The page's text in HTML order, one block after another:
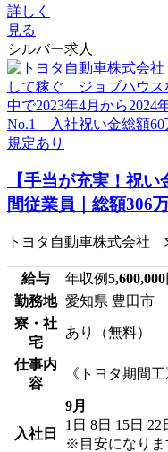
詳しく
見る
シルバー求人
【手当が充実！祝
間従業員｜総額306
トヨタ自動車株式会社
給与 年収例5,600,000
勤務地 愛知県 豊田市
寮・社
宅
あり（無料）
仕事内
容
《トヨタ期間
入社日
9月
1日 8日 15日 22
※目安になりま